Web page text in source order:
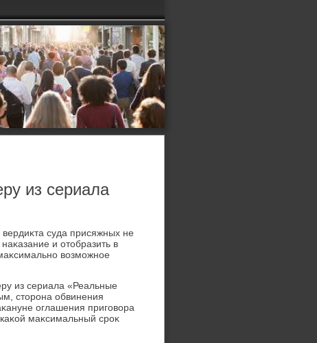
из сериала
суда присяжных не
и отοбразить в
вοзможное
из сериала «Реальные
стοрона обвинения
оглашения приговοра
маκсимальный сроκ